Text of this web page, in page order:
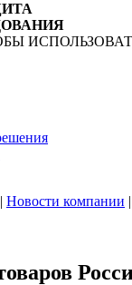
| Новости компании |